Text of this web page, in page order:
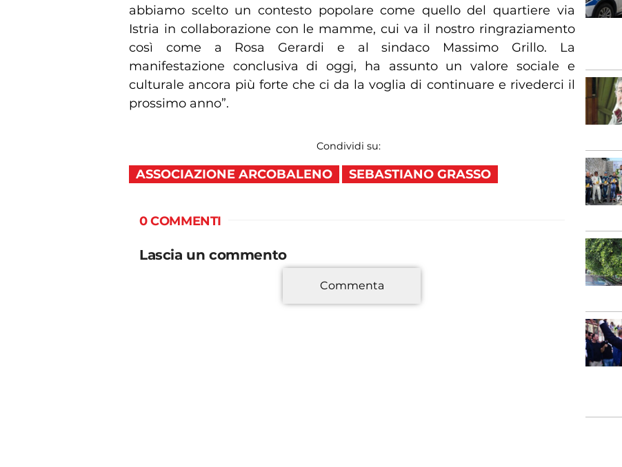
abbiamo scelto un contesto popolare come quello del quartiere via
Istria in collaborazione con le mamme, cui va il nostro ringraziamento
così come a Rosa Gerardi e al sindaco Massimo Grillo. La
manifestazione conclusiva di oggi, ha assunto un valore sociale e
culturale ancora più forte che ci da la voglia di continuare e rivederci il
prossimo anno”.
Condividi su:
ASSOCIAZIONE ARCOBALENO SEBASTIANO GRASSO
0 COMMENTI
Lascia un commento
Commenta